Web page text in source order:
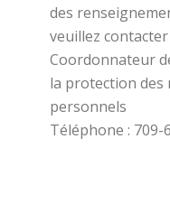
des
veuillez contacter
Coordonnateur
la protection des
personnels
Téléphone : 709-